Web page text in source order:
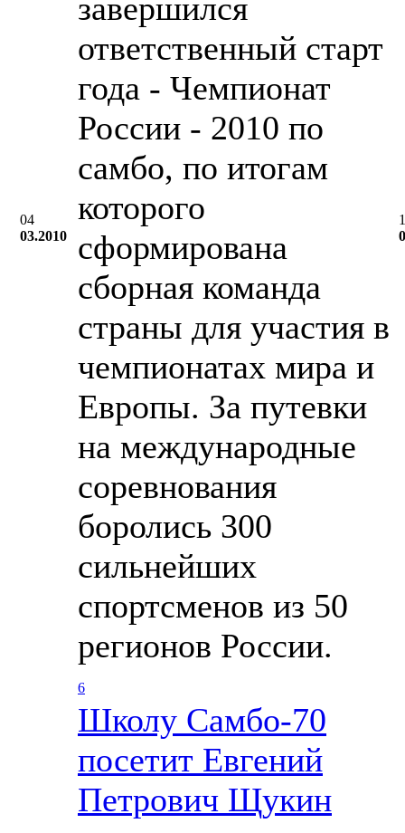
04
03.2010
завершился
ответственный старт
года - Чемпионат
России - 2010 по
самбо, по итогам
которого
сформирована
сборная команда
страны для участия в
чемпионатах мира и
Европы. За путевки
на международные
соревнования
боролись 300
сильнейших
спортсменов из 50
регионов России.
6
Школу Cамбо-70
посетит Евгений
Петрович Щукин